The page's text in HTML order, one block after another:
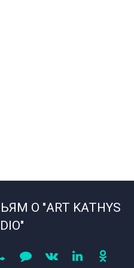
О "ART KATHYS